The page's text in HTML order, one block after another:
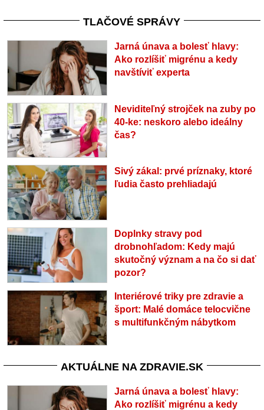
TLAČOVÉ SPRÁVY
Jarná únava a bolesť hlavy:
Ako rozlíšiť migrénu a kedy
navštíviť experta
Neviditeľný strojček na zuby po
40-ke: neskoro alebo ideálny
čas?
Sivý zákal: prvé príznaky, ktoré
ľudia často prehliadajú
Doplnky stravy pod
drobnohľadom: Kedy majú
skutočný význam a na čo si dať
pozor?
Interiérové triky pre zdravie a
šport: Malé domáce telocvične
s multifunkčným nábytkom
AKTUÁLNE NA ZDRAVIE.SK
Jarná únava a bolesť hlavy:
Ako rozlíšiť migrénu a kedy